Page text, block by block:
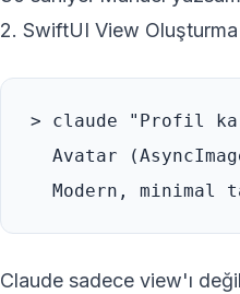
2. SwiftUI View Oluşturma
> claude "Profil
Avatar
Claude sadece view'ı